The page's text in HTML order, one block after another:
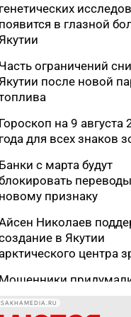
генетических
появится в глазной
Якутии
Часть ограничений
Якутии после новой
Гороскоп на 9 августа
года для всех знаков
Банки с марта будут
новому признаку
Николаев
в Якутии
арктического центра
Мошенники